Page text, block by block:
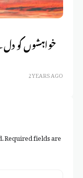
خواہشوں کو دل
2 YEARS AGO
Required fields are